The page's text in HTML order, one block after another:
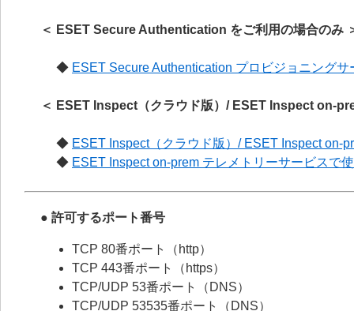
＜ ESET Secure Authentication をご利用の場合のみ
◆ ESET Secure Authentication プロビジョニング
＜ ESET Inspect（クラウド版）/ ESET Inspect on-
◆ ESET Inspect（クラウド版）/ ESET Inspect on-
◆ ESET Inspect on-prem テレメトリーサービスで
● 許可するポート番号
TCP 80番ポート（http）
TCP 443番ポート（https）
TCP/UDP 53番ポート（DNS）
TCP/UDP 53535番ポート（DNS）